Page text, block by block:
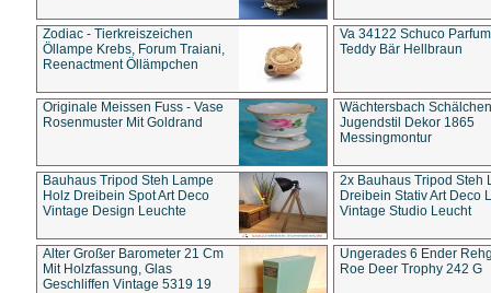
Zodiac - Tierkreiszeichen
Öllampe Krebs, Forum Traiani,
Reenactment Öllämpchen
Va 34122 Schuco
Teddy Bär Hellbraun
Originale Meissen Fuss - Vase
Rosenmuster Mit Goldrand
Wächtersbach Schälchen
Jugendstil Dekor 1865
Messingmontur
Bauhaus Tripod Steh Lampe
Holz Dreibein Spot Art Deco
Vintage Design Leuchte
2x Bauhaus Tripod Steh
Dreibein Stativ Art Deco
Vintage Studio Leucht
Alter Großer Barometer 21 Cm
Mit Holzfassung, Glas
Geschliffen Vintage 5319 19
Ungerades 6 Ender
Roe Deer Trophy 242 G